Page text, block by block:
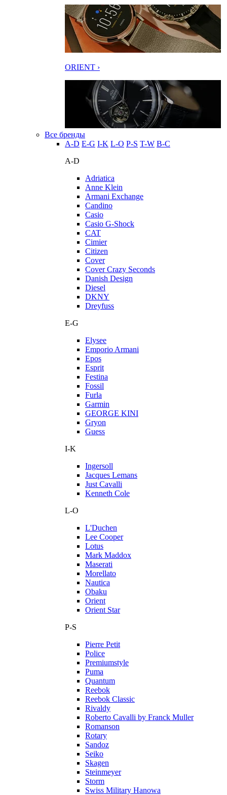
ORIENT ›
Все бренды
A-D E-G I-K L-O P-S T-W В-С
A-D
Adriatica
Anne Klein
Armani Exchange
Candino
Casio
Casio G-Shock
CAT
Cimier
Citizen
Cover
Cover Crazy Seconds
Danish Design
Diesel
DKNY
Dreyfuss
E-G
Elysee
Emporio Armani
Epos
Esprit
Festina
Fossil
Furla
Garmin
GEORGE KINI
Gryon
Guess
I-K
Ingersoll
Jacques Lemans
Just Cavalli
Kenneth Cole
L-O
L'Duchen
Lee Cooper
Lotus
Mark Maddox
Maserati
Morellato
Nautica
Obaku
Orient
Orient Star
P-S
Pierre Petit
Police
Premiumstyle
Puma
Quantum
Reebok
Reebok Classic
Rivaldy
Roberto Cavalli by Franck Muller
Romanson
Rotary
Sandoz
Seiko
Skagen
Steinmeyer
Storm
Swiss Military Hanowa